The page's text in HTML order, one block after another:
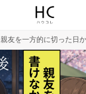
親友を一方的に切った日